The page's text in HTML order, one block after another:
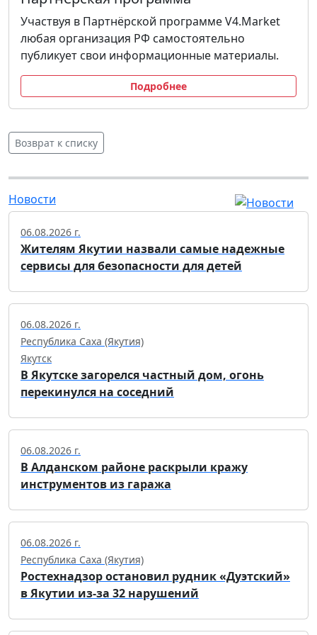
Участвуя в Партнёрской программе V4.Market
любая организация РФ самостоятельно
публикует свои информационные материалы.
Подробнее
Возврат к списку
Новости
06.08.2026 г.
Жителям Якутии назвали самые надежные
сервисы для безопасности для детей
06.08.2026 г.
Республика Саха (Якутия)
Якутск
В Якутске загорелся частный дом, огонь
перекинулся на соседний
06.08.2026 г.
В Алданском районе раскрыли кражу
инструментов из гаража
06.08.2026 г.
Республика Саха (Якутия)
Ростехнадзор остановил рудник «Дуэтский»
в Якутии из-за 32 нарушений